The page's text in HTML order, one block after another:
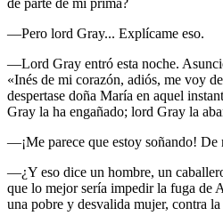
de parte de mi prima?
—Pero lord Gray... Explícame eso.
—Lord Gray entró esta noche.
«Inés de mi corazón, adiós, me voy
despertase doña María en aquel
Gray la ha engañado; lord Gray la
—¡Me parece que estoy soñando! De
—¿Y eso dice un hombre, un
que lo mejor sería impedir la fuga de
una pobre y desvalida mujer, contra